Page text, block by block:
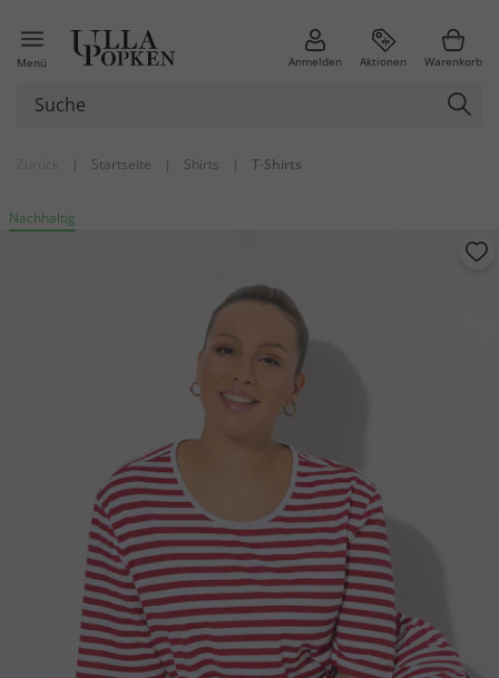
Menü Anmelden Aktionen Warenkorb
| Startseite | Shirts | T-Shirts
Nachhaltig